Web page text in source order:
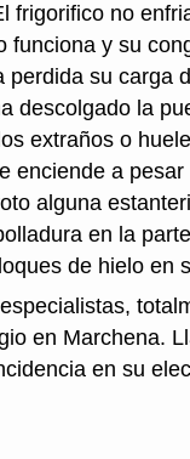
frigorifico no
funciona y su
su carga
descolgado la
extraños o
enciende a
alguna
en la
de hielo en
en Marchena.
en su